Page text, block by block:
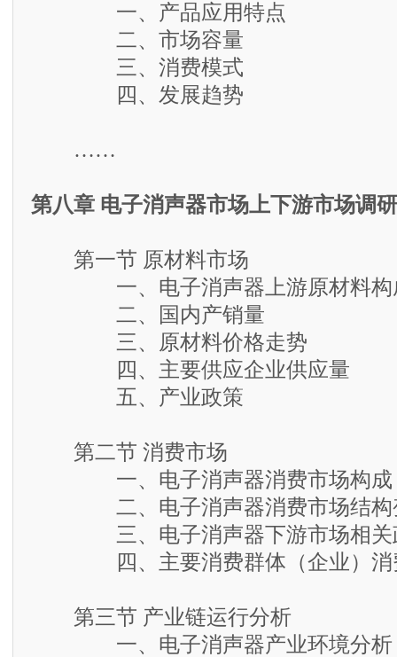
一、产品应用特点
二、市场容量
三、消费模式
四、发展趋势
……
第八章 电子消声器市场上下游市场调研
第一节 原材料市场
一、电子消声器上游原材料构
二、国内产销量
三、原材料价格走势
四、主要供应企业供应量
五、产业政策
第二节 消费市场
一、电子消声器消费市场构成
二、电子消声器消费市场结构
三、电子消声器下游市场相关
四、主要消费群体（企业）消
第三节 产业链运行分析
一、电子消声器产业环境分析